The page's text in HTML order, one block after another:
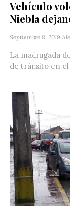
Vehículo
Niebla
Septiembre 8, 2019
La madrugada
de tránsito en el